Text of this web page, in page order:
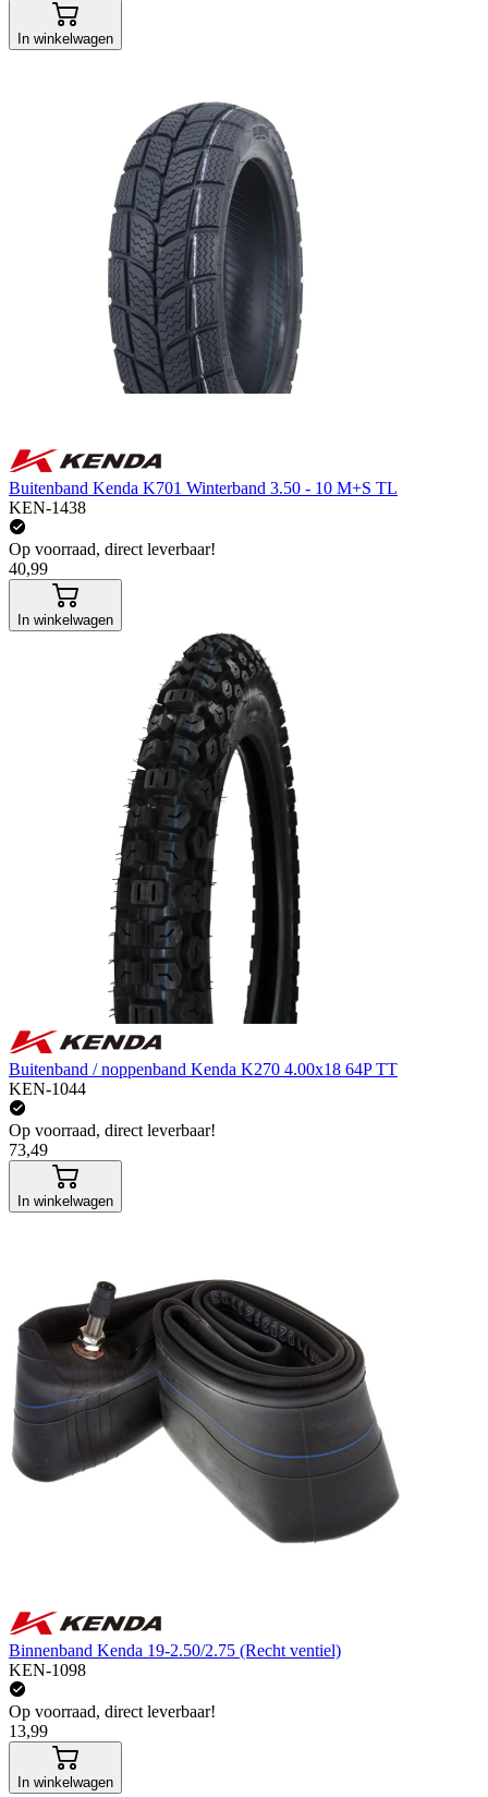
In winkelwagen
Buitenband Kenda K701 Winterband 3.50 - 10 M+S TL
KEN-1438
Op voorraad, direct leverbaar!
40,99
In winkelwagen
Buitenband / noppenband Kenda K270 4.00x18 64P TT
KEN-1044
Op voorraad, direct leverbaar!
73,49
In winkelwagen
Binnenband Kenda 19-2.50/2.75 (Recht ventiel)
KEN-1098
Op voorraad, direct leverbaar!
13,99
In winkelwagen